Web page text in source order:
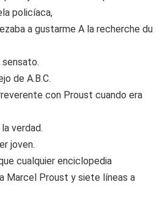
policíaca,
a gustarme A la recherche du
de A.B.C.
con Proust cuando era
verdad.
joven.
cualquier enciclopedia
Marcel Proust y siete líneas a